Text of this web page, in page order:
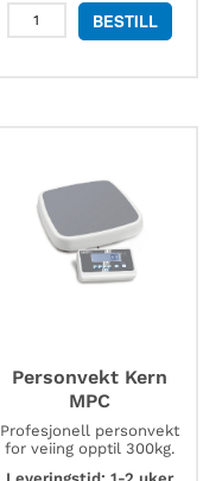
Kern
BFS-
BESTILL
Personvekt Kern
MPC
Profesjonell personvekt
for veiing opptil 300kg.